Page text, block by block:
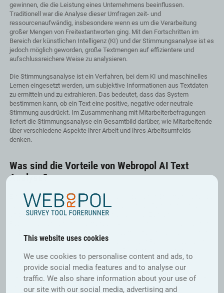
This website uses cookies
We use cookies to personalise content and ads, to
provide social media features and to analyse our
traffic. We also share information about your use of
our site with our social media, advertising and
gewinnen, die die Leistung eines Unternehmens beeinflussen.
Traditionell war die Analyse dieser Umfragen zeit- und
ressourcenaufwändig, insbesondere wenn es um die Verarbeitung
großer Mengen von Freitextantworten ging. Mit den Fortschritten im
Bereich der künstlichen Intelligenz (KI) und der Stimmungsanalyse ist es
jedoch möglich geworden, große Textmengen auf effizientere und
aufschlussreichere Weise zu analysieren.
Die Stimmungsanalyse ist ein Verfahren, bei dem KI und maschinelles
Lernen eingesetzt werden, um subjektive Informationen aus Textdaten
zu ermitteln und zu extrahieren. Das bedeutet, dass das System
bestimmen kann, ob ein Text eine positive, negative oder neutrale
Stimmung ausdrückt. Im Zusammenhang mit Mitarbeiterbefragungen
liefert die Stimmungsanalyse ein Gesamtbild darüber, wie Mitarbeitende
über verschiedene Aspekte ihrer Arbeit und ihres Arbeitsumfelds
denken.
Was sind die Vorteile von Webropol AI Text
Analyse?
Einer der offensichtlichsten Vorteile der KI-basierten Stimmungsanalyse
von Webropol ist die Fähigkeit, große Mengen von Textdaten schnell und
effizient zu verarbeiten. Wo früher ein erheblicher Zeit- und
KI-Systeme jetzt Tausende von Umfrageantworten in wenigen Minuten
analysieren. So können Unternehmen schnell auf Feedback reagieren
ergreifen.
Die manuelle Analyse von Textdaten kann subjektiv sein und variiert je
nach der Person, die die Analyse durchführt. Die KI-basierte